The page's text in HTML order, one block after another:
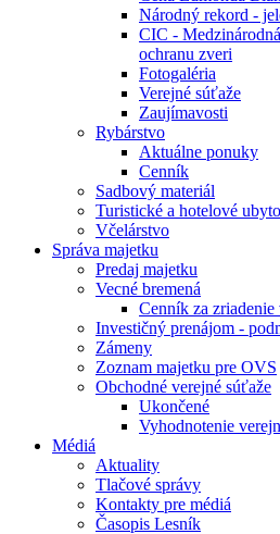
Národný rekord -
CIC -
ochranu zveri
Fotogaléria
Verejné súťaže
Zaujímavosti
Rybárstvo
Aktuálne ponuky
Cenník
Sadbový materiál
Turistické a hotelové
Včelárstvo
Správa majetku
Predaj majetku
Vecné bremená
Cenník za zriadenie
Investičný prenájom -
Zámeny
Zoznam majetku pre OVS
Obchodné verejné súťaže
Ukončené
Vyhodnotenie
Médiá
Aktuality
Tlačové správy
Kontakty pre médiá
Časopis Lesník